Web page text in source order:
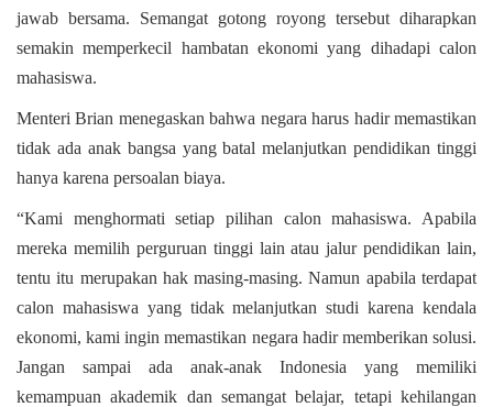
jawab bersama. Semangat gotong royong tersebut diharapkan
semakin memperkecil hambatan ekonomi yang dihadapi calon
mahasiswa.
Menteri Brian menegaskan bahwa negara harus hadir memastikan
tidak ada anak bangsa yang batal melanjutkan pendidikan tinggi
hanya karena persoalan biaya.
“Kami menghormati setiap pilihan calon mahasiswa. Apabila
mereka memilih perguruan tinggi lainatau jalur pendidikan lain,
tentu itu merupakan hak masing-masing. Namun apabila terdapat
calon mahasiswa yang tidak melanjutkan studi karena kendala
ekonomi, kami ingin memastikan negara hadir memberikan solusi.
Jangan sampai ada anak-anak Indonesia yang memiliki
kemampuan akademik dan semangat belajar, tetapi kehilangan